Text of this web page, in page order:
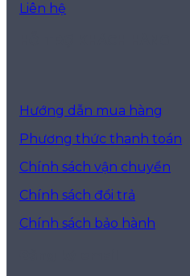
Liên hệ
Hướng dẫn mua hàng
Phương thức thanh toán
Chính sách vận chuyển
Chính sách đổi trả
Chính sách bảo hành